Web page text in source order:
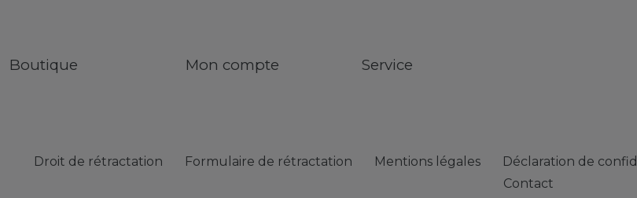
Boutique Mon compte Service
Droit de rétractation Formulaire de rétractation Mentions légales Déclaration de
Contact